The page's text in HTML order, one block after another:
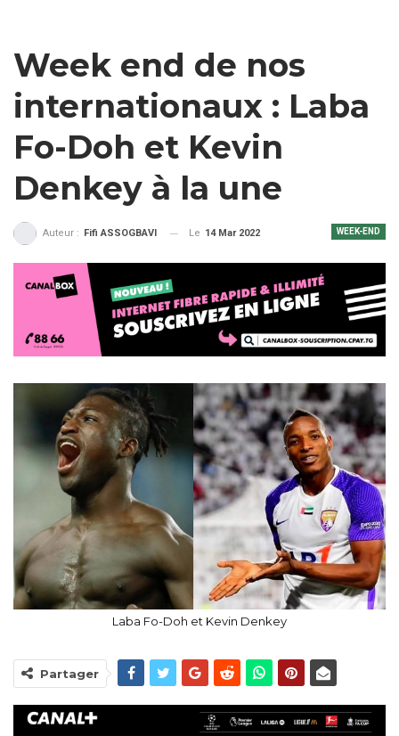
Week end de nos
internationaux : Laba
Fo-Doh et Kevin
Denkey à la une
WEEK-END
Auteur : Fifi ASSOGBAVI Le 14 Mar 2022
Laba Fo-Doh et Kevin Denkey
Partager